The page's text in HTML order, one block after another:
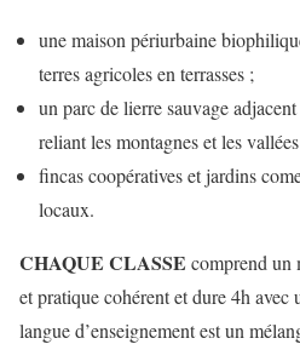
une maison périurbaine
terres agricoles en terrasses ;
un parc de lierre sauvage
reliant les montagnes et les
fincas coopératives et jardins
locaux.
CHAQUE CLASSE comprend un
et pratique cohérent et dure 4h avec
langue d’enseignement est un